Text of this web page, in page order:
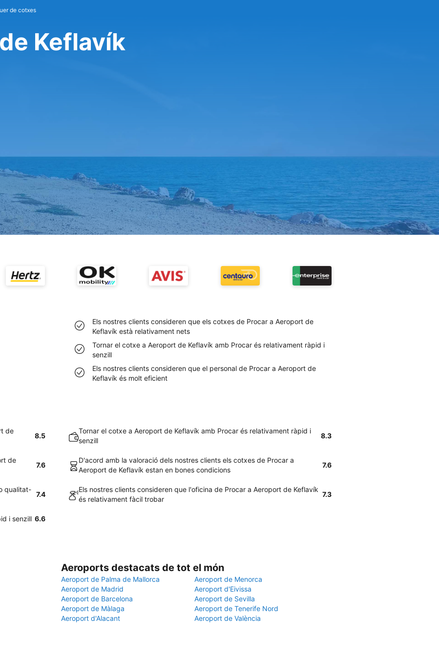
de cotxes
Keflavík
Els nostres clients consideren que els cotxes de Procar a Aeroport de
Keflavík està relativament nets
Tornar el cotxe a Aeroport de Keflavík amb Procar és relativament ràpid i
senzill
Els nostres clients consideren que el personal de Procar a Aeroport de
Keflavík és molt eficient
de
8.5
Tornar el cotxe a Aeroport de Keflavík amb Procar és relativament ràpid i
senzill
8.3
de
7.6
D'acord amb la valoració dels nostres clients els cotxes de Procar a
Aeroport de Keflavík estan en bones condicions
7.6
qualitat-
7.4
Els nostres clients consideren que l'oficina de Procar a Aeroport de Keflavík
és relativament fàcil trobar
7.3
i senzill 6.6
Aeroports destacats de tot el món
Aeroport de Palma de Mallorca
Aeroport de Menorca
Aeroport de Madrid
Aeroport d'Eivissa
Aeroport de Barcelona
Aeroport de Sevilla
Aeroport de Màlaga
Aeroport de Tenerife Nord
Aeroport d'Alacant
Aeroport de València